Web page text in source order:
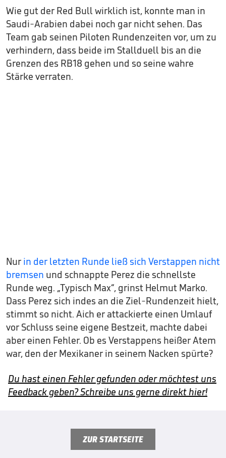
Wie gut der Red Bull wirklich ist, konnte man in
Saudi-Arabien dabei noch gar nicht sehen. Das
Team gab seinen Piloten Rundenzeiten vor, um zu
verhindern, dass beide im Stallduell bis an die
Grenzen des RB18 gehen und so seine wahre
Stärke verraten.
Nur in der letzten Runde ließ sich Verstappen nicht
bremsen und schnappte Perez die schnellste
Runde weg. „Typisch Max“, grinst Helmut Marko.
Dass Perez sich indes an die Ziel-Rundenzeit hielt,
stimmt so nicht. Aich er attackierte einen Umlauf
vor Schluss seine eigene Bestzeit, machte dabei
aber einen Fehler. Ob es Verstappens heißer Atem
war, den der Mexikaner in seinem Nacken spürte?
Du hast einen Fehler gefunden oder möchtest uns
Feedback geben? Schreibe uns gerne direkt hier!
ZUR STARTSEITE